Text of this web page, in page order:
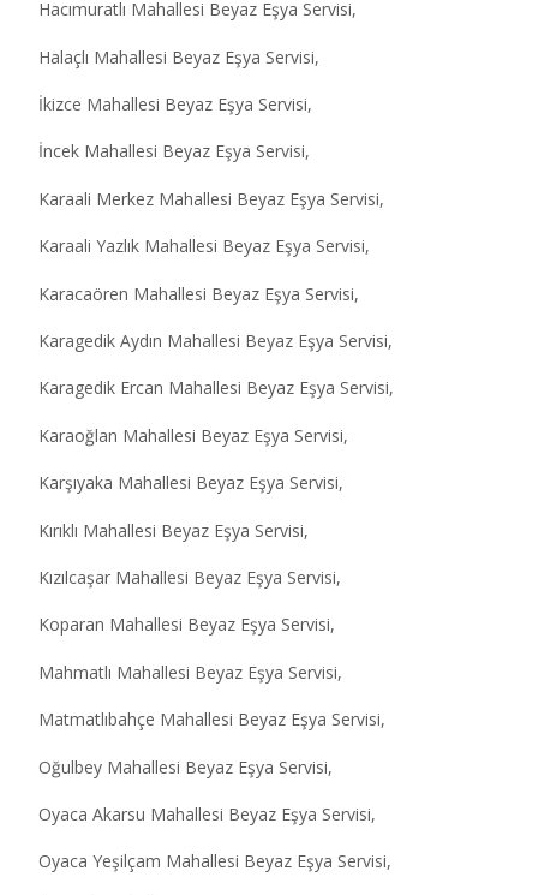
Hacımuratlı Mahallesi Beyaz Eşya Servisi,
Halaçlı Mahallesi Beyaz Eşya Servisi,
İkizce Mahallesi Beyaz Eşya Servisi,
İncek Mahallesi Beyaz Eşya Servisi,
Karaali Merkez Mahallesi Beyaz Eşya Servisi,
Karaali Yazlık Mahallesi Beyaz Eşya Servisi,
Karacaören Mahallesi Beyaz Eşya Servisi,
Karagedik Aydın Mahallesi Beyaz Eşya Servisi,
Karagedik Ercan Mahallesi Beyaz Eşya Servisi,
Karaoğlan Mahallesi Beyaz Eşya Servisi,
Karşıyaka Mahallesi Beyaz Eşya Servisi,
Kırıklı Mahallesi Beyaz Eşya Servisi,
Kızılcaşar Mahallesi Beyaz Eşya Servisi,
Koparan Mahallesi Beyaz Eşya Servisi,
Mahmatlı Mahallesi Beyaz Eşya Servisi,
Matmatlıbahçe Mahallesi Beyaz Eşya Servisi,
Oğulbey Mahallesi Beyaz Eşya Servisi,
Oyaca Akarsu Mahallesi Beyaz Eşya Servisi,
Oyaca Yeşilçam Mahallesi Beyaz Eşya Servisi,